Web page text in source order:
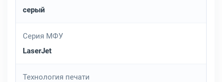
серый
Серия МФУ
LaserJet
Технология печати